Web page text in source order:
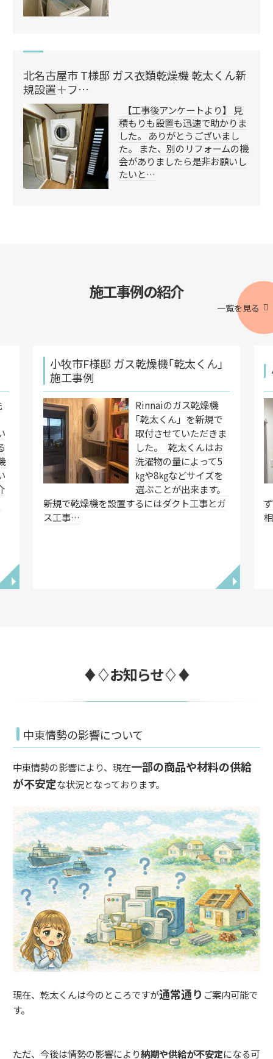
北名古屋市 T様邸 ガス衣類乾燥機 乾太くん新
規設置＋フ…
【工事後アンケートより】 見
積もりも設置も迅速で助かりま
した。 ありがとうございまし
た。 また、別のリフォームの機
会がありましたら是非お願いし
たいと…
施工事例の紹介
一覧を見る
◥
小牧市F様邸 ガス乾燥機｢乾太くん｣
施工事例
Rinnaiのガス乾燥機
｢乾太くん」を新規で
取付させていただきま
した。 乾太くんはお
洗濯物の量によって5
㎏や8㎏などサイズを
選ぶことが出来ます。
新規で乾燥機を設置するにはダクト工事とガ
ス工事…
◥
♦♢お知らせ♢♦
中東情勢の影響について
中東情勢の影響により、現在一部の商品や材料の供給
が不安定な状況となっております。
現在、乾太くんは今のところですが通常通り ご案内可能で
す。
ただ、今後は情勢の影響により納期や供給が不安定になる可